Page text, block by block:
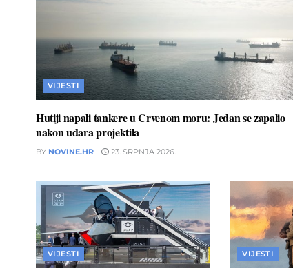
VIJESTI
Hutiji napali tankere u Crvenom moru: Jedan se zapalio
nakon udara projektila
BY NOVINE.HR 23. SRPNJA 2026.
VIJESTI VIJESTI